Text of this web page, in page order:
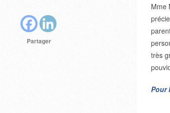
Partager
Mme
très
Pour